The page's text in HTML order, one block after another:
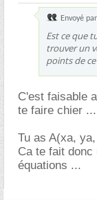
Envoyé par
Est ce que
trouver un
points de
C'est faisable
te faire chier ...
Tu as A(xa,
Ca te fait donc
équations ...